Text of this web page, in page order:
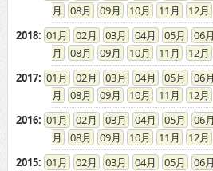
08
09 10 11
12
2018: 01 02 03 04 05 06
08
09 10 11
12
2017: 01 02 03 04 05 06
08
09 10 11
12
2016: 01 02 03 04 05 06
08
09 10 11
12
2015: 01 02 03 04 05 06